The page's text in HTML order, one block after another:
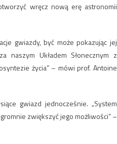
wręcz nową erę astronomii
gwiazdy, być może pokazując jej
naszym Układem Słonecznym z
życia” – mówi prof. Antoine
gwiazd jednocześnie. „System
zwiększyć jego możliwości” –